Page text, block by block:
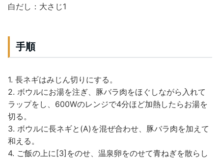
白だし：大さじ1
手順
1. 長ネギはみじん切りにする。
2. ボウルにお湯を注ぎ、豚バラ肉をほぐしながら入れて
ラップをし、600Wのレンジで4分ほど加熱したらお湯を
切る。
3. ボウルに長ネギと(A)を混ぜ合わせ、豚バラ肉を加えて
和える。
4. ご飯の上に[3]をのせ、温泉卵をのせて青ねぎを散らし